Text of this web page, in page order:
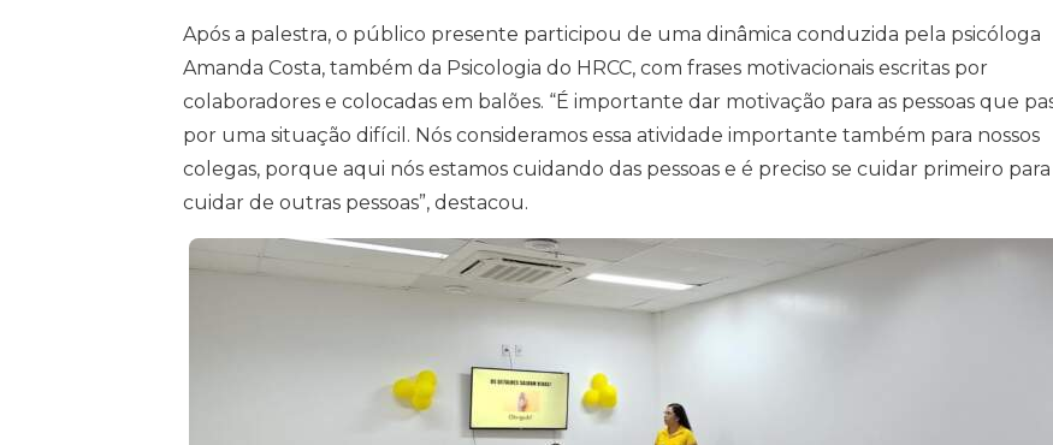
Após a palestra, o público presente participou de uma dinâmica conduzida pela psicóloga
Amanda Costa, também da Psicologia do HRCC, com frases motivacionais escritas por
colaboradores e colocadas em balões. “É importante dar motivação para as pessoas que
por uma situação difícil. Nós consideramos essa atividade importante também para nossos
colegas, porque aqui nós estamos cuidando das pessoas e é preciso se cuidar primeiro para
cuidar de outras pessoas”, destacou.